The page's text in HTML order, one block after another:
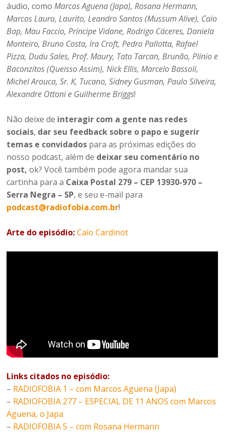
áudio, comoMarcos Aguena (Japa), Rosana Hermann,
Marcos Lauro, Laurito, Leandro Santos (Mussum Alive), Caio
Bap, Mau Faccio, Príncipe Vidane, Rodrigo Cáceres, Daniela
Monteiro, Bruno Costa, Ira Croft, Pedro Pallotta, Rafael
Pizza, Dudu Sales, Prof. Maury, Tato Tarcan, Brunão, Plínio e
Baconzitos (Queisso Assim), Nick Ellis, Marcelo Bassoli,
Michel Arouca, Sr. K, Tucano, Sidney Gusman, Paulo Silveira,
Alexandre Ottoni e Guilherme Briggs!
Não deixe de interagir com a gente nas redes
sociais, dar seu feedback sobre o papo e sugerir
temas e convidados para as próximas edições do
nosso podcast, além de deixar seu comentário no
post, ok? Você também pode agora mandar sua
cartinha para a Caixa Postal 279 – CEP 13930-970 –
Serra Negra – SP, e seu e-mail para
podcast@radiofobia.com.br!
Arte do episódio: Caio Cardinot
Links citados no episódio:
– RADIOFOBIA 1 – com Marcos Aguena (Japa)
– RADIOFOBIA 277 – ESPECIAL DE 11 ANOS com Marcos
Aguena, o Japa
– RADIOFOBIA 5 – com Rosana Hermann